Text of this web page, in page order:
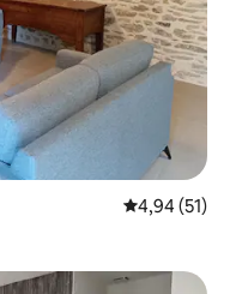
Évaluation
4,94 (51)